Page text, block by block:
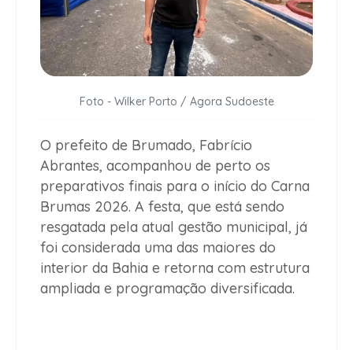
Foto - Wilker Porto / Agora Sudoeste
O prefeito de Brumado, Fabrício
Abrantes, acompanhou de perto os
preparativos finais para o início do Carna
Brumas 2026. A festa, que está sendo
resgatada pela atual gestão municipal, já
foi considerada uma das maiores do
interior da Bahia e retorna com estrutura
ampliada e programação diversificada.